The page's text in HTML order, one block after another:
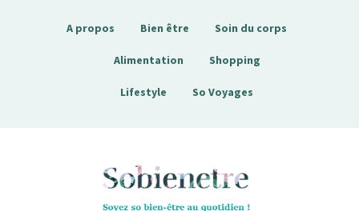
A propos Bien être Soin du corps
Alimentation Shopping
Lifestyle So Voyages
Sobienetre